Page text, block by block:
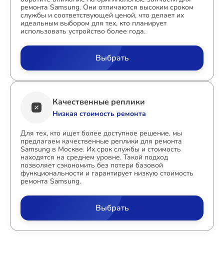
ремонта Samsung. Они отличаются высоким сроком
службы и соответствующей ценой, что делает их
идеальным выбором для тех, кто планирует
использовать устройство более года.
Выбрать
Качественные реплики
Низкая стоимость ремонта
Для тех, кто ищет более доступное решение, мы
предлагаем качественные реплики для ремонта
Samsung в Москве. Их срок службы и стоимость
находятся на среднем уровне. Такой подход
позволяет сэкономить без потери базовой
функциональности и гарантирует низкую стоимость
ремонта Samsung.
Выбрать